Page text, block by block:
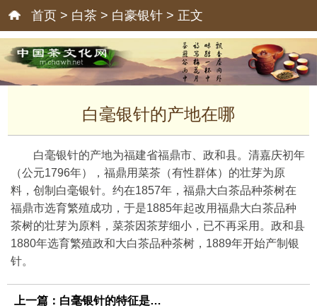
首页 > 白茶 > 白豪银针 > 正文
白毫银针的产地在哪
白毫银针的产地为福建省福鼎市、政和县。清嘉庆初年
（公元1796年），福鼎用菜茶（有性群体）的壮芽为原
料，创制白毫银针。约在1857年，福鼎大白茶品种茶树在
福鼎市选育繁殖成功，于是1885年起改用福鼎大白茶品种
茶树的壮芽为原料，菜茶因茶芽细小，已不再采用。政和县
1880年选育繁殖政和大白茶品种茶树，1889年开始产制银
针。
上一篇： 白毫银针的特征是什么